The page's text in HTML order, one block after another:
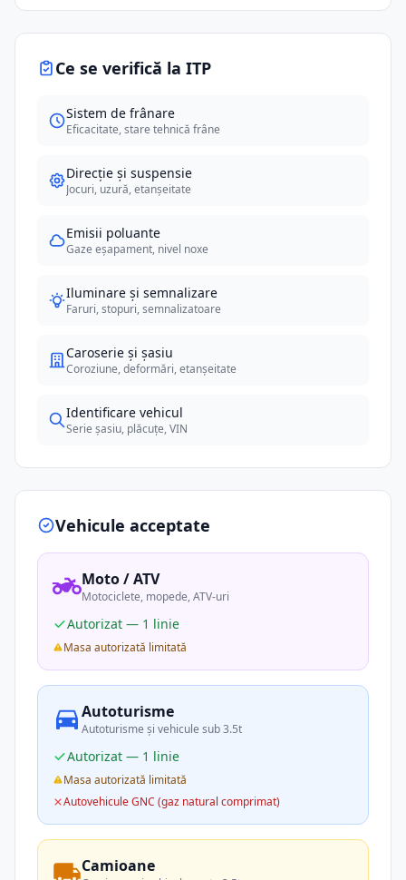
Ce se verifică la ITP
Sistem de frânare
Eficacitate, stare tehnică frâne
Direcție și suspensie
Jocuri, uzură, etanșeitate
Emisii poluante
Gaze eșapament, nivel noxe
Iluminare și semnalizare
Faruri, stopuri, semnalizatoare
Caroserie și șasiu
Coroziune, deformări, etanșeitate
Identificare vehicul
Serie șasiu, plăcuțe, VIN
Vehicule acceptate
Moto / ATV
Motociclete, mopede, ATV-uri
Autorizat — 1 linie
Masa autorizată limitată
Autoturisme
Autoturisme și vehicule sub 3.5t
Autorizat — 1 linie
Masa autorizată limitată
Autovehicule GNC (gaz natural comprimat)
Camioane